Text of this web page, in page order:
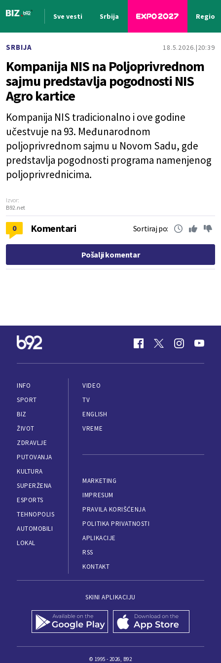
Sve vesti Srbija Region
SRBIJA 18.5.2026. 20:39
Kompanija NIS na Poljoprivrednom
sajmu predstavlja pogodnosti NIS
Agro kartice
Kompanija NIS tradicionalno i ove godine
učestvuje na 93. Međunarodnom
poljoprivrednom sajmu u Novom Sadu, gde
predstavlja pogodnosti programa namenjenog
poljoprivrednicima.
Izvor:
B92.net
0 Komentari Sortiraj po:
Pošalji komentar
INFO
SPORT
BIZ
ŽIVOT
ZDRAVLJE
PUTOVANJA
KULTURA
SUPERŽENA
ESPORTS
TEHNOPOLIS
AUTOMOBILI
LOKAL
VIDEO
TV
ENGLISH
VREME
MARKETING
IMPRESUM
PRAVILA KORIŠĆENJA
POLITIKA PRIVATNOSTI
APLIKACIJE
RSS
KONTAKT
SKINI APLIKACIJU
© 1995 - 2026, B92